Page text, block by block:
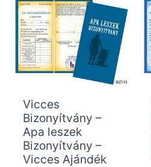
Vicces
Bizonyítvány –
Apa leszek
Bizonyítvány –
Vicces Ajándék